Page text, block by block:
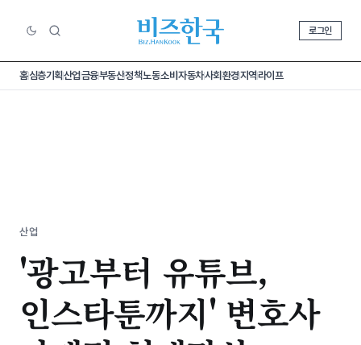
로그인
홈심층기획산업금융부동산정책노동소비 자동차사회환경지역라이프
산업
'광고부터 유튜브,
인스타툰까지' 변호사